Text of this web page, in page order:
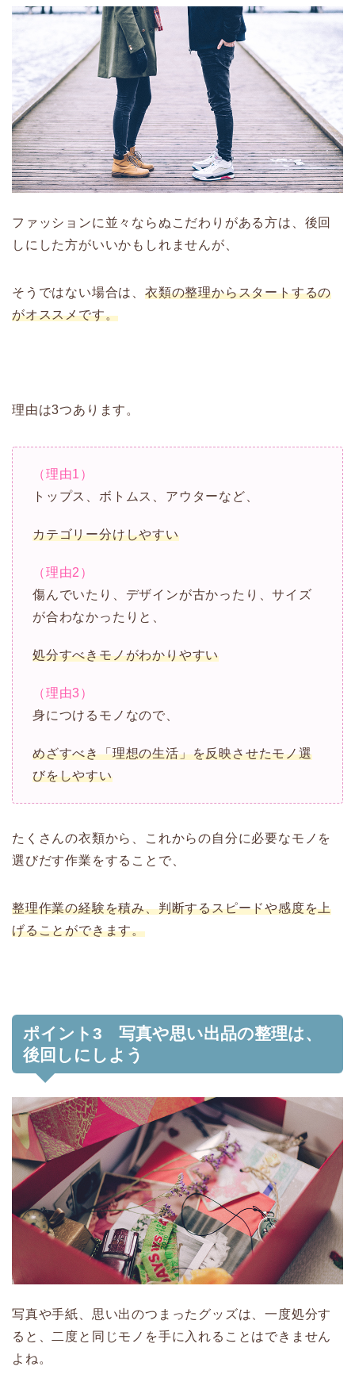
ファッションに並々ならぬこだわりがある方は、後回
しにした方がいいかもしれませんが、
そうではない場合は、 衣類の整理からスタートするの
がオススメです。
理由は3つあります。
（理由1）
トップス、ボトムス、アウターなど、
カテゴリー分けしやすい
（理由2）
傷んでいたり、デザインが古かったり、サイズ
が合わなかったりと、
処分すべきモノがわかりやすい
（理由3）
身につけるモノなので、
めざすべき「理想の生活」を反映させたモノ選
びをしやすい
たくさんの衣類から、これからの自分に必要なモノを
選びだす作業をすることで、
整理作業の経験を積み、判断するスピードや感度を上
げることができます。
ポイント3 写真や思い出品の整理は、
後回しにしよう
写真や手紙、思い出のつまったグッズは、一度処分す
ると、二度と同じモノを手に入れることはできません
よね。